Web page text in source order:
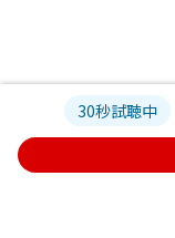
30秒試聴中